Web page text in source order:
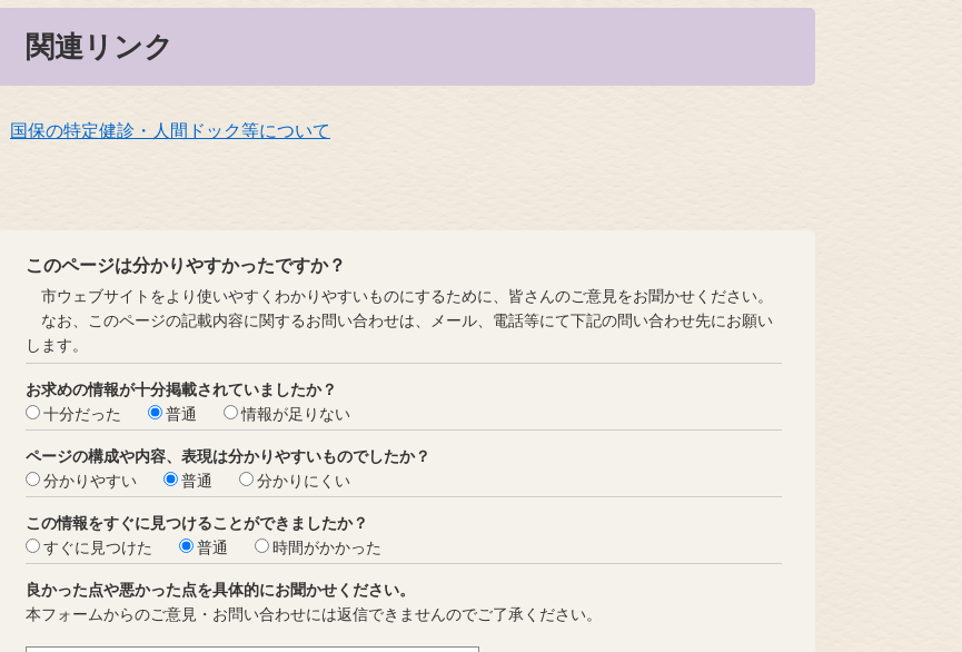
関連リンク
国保の特定健診・人間ドック等について
このページは分かりやすかったですか？
市ウェブサイトをより使いやすくわかりやすいものにするために、皆さんのご意見をお聞かせください。
なお、このページの記載内容に関するお問い合わせは、メール、電話等にて下記の問い合わせ先にお願い
します。
お求めの情報が十分掲載されていましたか？
十分だった
普通 情報が足りない
ページの構成や内容、表現は分かりやすいものでしたか？
分かりやすい
普通 分かりにくい
この情報をすぐに見つけることができましたか？
すぐに見つけた
普通 時間がかかった
良かった点や悪かった点を具体的にお聞かせください。
本フォームからのご意見・お問い合わせには返信できませんのでご了承ください。